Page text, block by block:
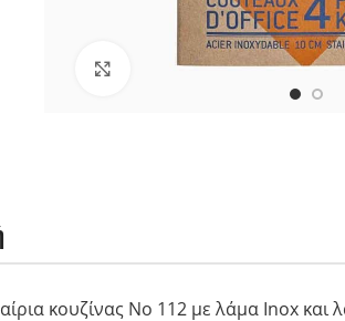
No 09 Océan -
néo7 Alpine -
Νο 07 Outdoor
No 09 Do It
Ξύλο Ελιάς
Πολυτελή Ξύλα
Κλικ για μεγέθυνση
κουζίνας Νο 112 με λάμα Inox